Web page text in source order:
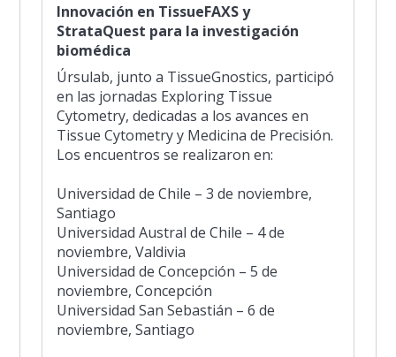
Innovación en TissueFAXS y
StrataQuest para la investigación
biomédica
Úrsulab, junto a TissueGnostics, participó
en las jornadas Exploring Tissue
Cytometry, dedicadas a los avances en
Tissue Cytometry y Medicina de Precisión.
Los encuentros se realizaron en:
Universidad de Chile – 3 de noviembre,
Santiago
Universidad Austral de Chile – 4 de
noviembre, Valdivia
Universidad de Concepción – 5 de
noviembre, Concepción
Universidad San Sebastián – 6 de
noviembre, Santiago